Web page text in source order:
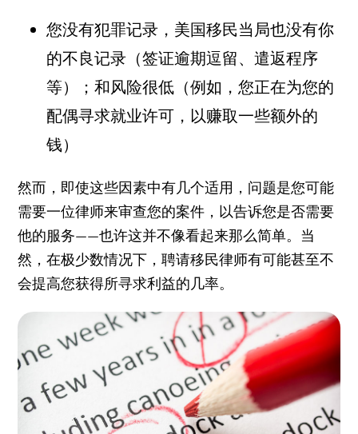
您没有犯罪记录，美国移民当局也没有你
的不良记录（签证逾期逗留、遣返程序
等）；和风险很低（例如，您正在为您的
配偶寻求就业许可，以赚取一些额外的
钱）
然而，即使这些因素中有几个适用，问题是您可能
需要一位律师来审查您的案件，以告诉您是否需要
他的服务——也许这并不像看起来那么简单。当
然，在极少数情况下，聘请移民律师有可能甚至不
会提高您获得所寻求利益的几率。